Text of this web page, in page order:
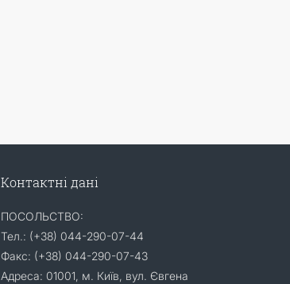
Контактні дані
ПОСОЛЬСТВО:
Тел.: (+38) 044-290-07-44
Факс: (+38) 044-290-07-43
Адреса: 01001, м. Київ, вул. Євгена